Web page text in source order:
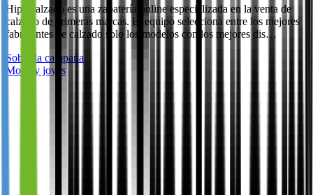
Hipercalzado es una zapatería online especializada en la venta de
calzado de primeras marcas. El equipo selecciona entre los mejores
fabricantes de calzado solo los modelos con los mejores dis…
Sobre la campaña
Moda y joyas